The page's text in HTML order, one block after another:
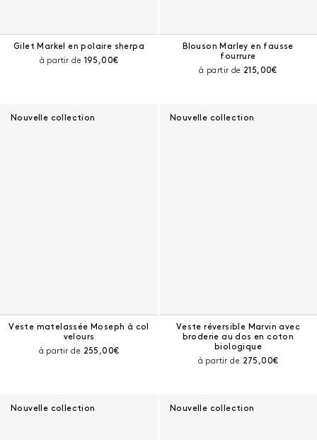
Gilet Markel en polaire sherpa
à partir de Prix courant :
195,00€
Blouson Marley en fausse
fourrure
à partir de Prix courant :
215,00€
Nouvelle collection
Veste matelassée Moseph à col
velours
à partir de Prix courant :
255,00€
Nouvelle collection
Veste réversible Marvin avec
broderie au dos en coton
biologique
à partir de Prix courant :
275,00€
Nouvelle collection Nouvelle collection